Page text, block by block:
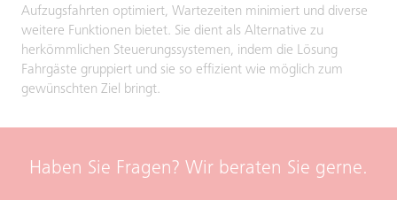
Aufzugsfahrten optimiert, Wartezeiten minimiert und diverse
weitere Funktionen bietet. Sie dient als Alternative zu
herkömmlichen Steuerungssystemen, indem die Lösung
Fahrgäste gruppiert und sie so effizient wie möglich zum
gewünschten Ziel bringt.
Haben Sie Fragen? Wir beraten Sie gerne.